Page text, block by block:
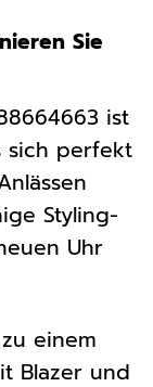
Sie
ist
sich perfekt
Styling-
Uhr
einem
Blazer und